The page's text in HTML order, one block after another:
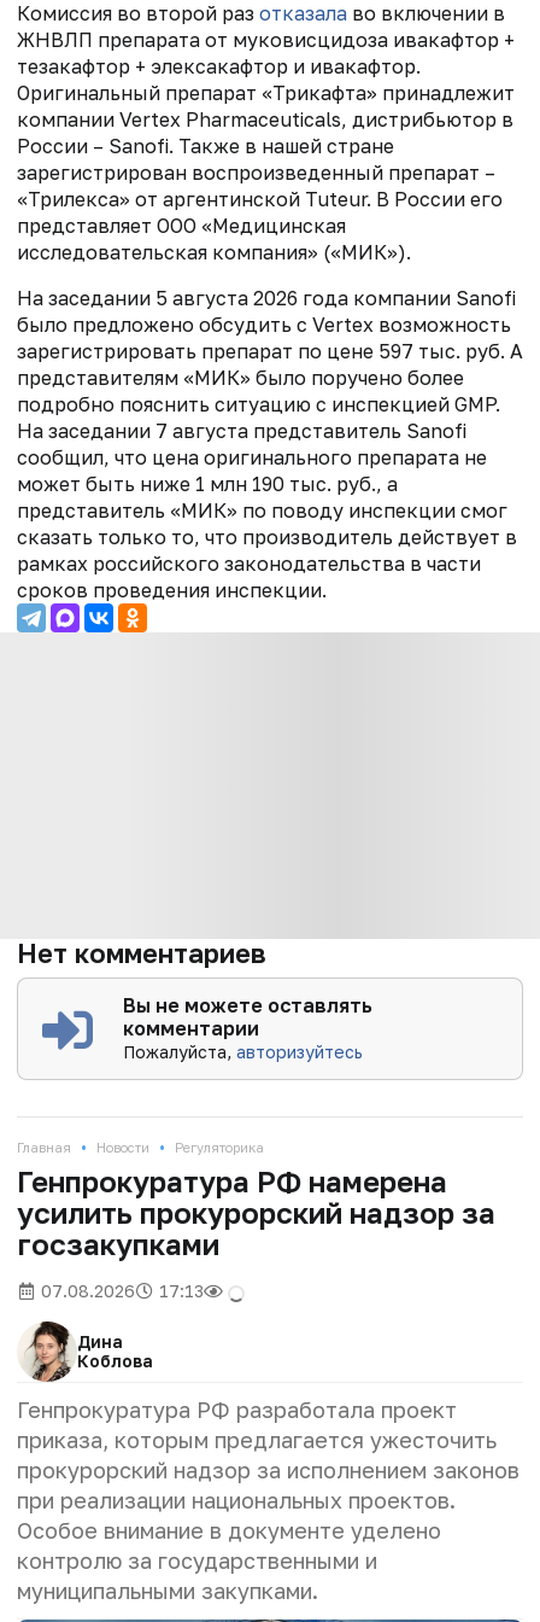
Комиссия во второй раз отказала во включении в
ЖНВЛП препарата от муковисцидоза ивакафтор +
тезакафтор + элексакафтор и ивакафтор.
Оригинальный препарат «Трикафта» принадлежит
компании Vertex Pharmaceuticals, дистрибьютор в
России – Sanofi. Также в нашей стране
зарегистрирован воспроизведенный препарат –
«Трилекса» от аргентинской Tuteur. В России его
представляет ООО «Медицинская
исследовательская компания» («МИК»).
На заседании 5 августа 2026 года компании Sanofi
было предложено обсудить с Vertex возможность
зарегистрировать препарат по цене 597 тыс. руб. А
представителям «МИК» было поручено более
подробно пояснить ситуацию с инспекцией GMP.
На заседании 7 августа представитель Sanofi
сообщил, что цена оригинального препарата не
может быть ниже 1 млн 190 тыс. руб., а
представитель «МИК» по поводу инспекции смог
сказать только то, что производитель действует в
рамках российского законодательства в части
сроков проведения инспекции.
Нет комментариев
Вы не можете оставлять
комментарии
Пожалуйста,авторизуйтесь
Главная • Новости • Регуляторика
Генпрокуратура РФ намерена
усилить прокурорский надзор за
госзакупками
07.08.2026 17:13
Дина
Коблова
Генпрокуратура РФ разработала проект
приказа, которым предлагается ужесточить
прокурорский надзор за исполнением законов
при реализации национальных проектов.
Особое внимание в документе уделено
контролю за государственными и
муниципальными закупками.